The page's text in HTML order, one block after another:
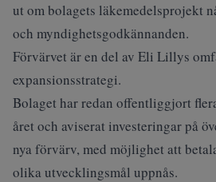
ut om bolagets läkemedelsprojekt
och myndighetsgodkännanden.
Förvärvet är en del av Eli Lillys
expansionsstrategi.
Bolaget har redan offentliggjort
året och aviserat investeringar på
nya förvärv, med möjlighet att
olika utvecklingsmål uppnås.